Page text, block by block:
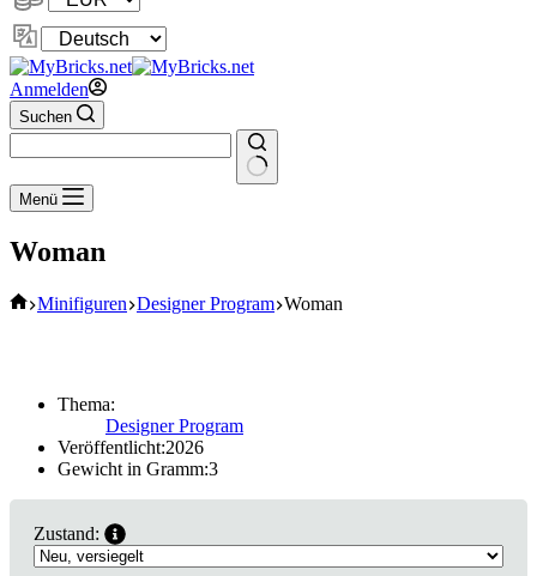
Sprache
ändern
Anmelden
Suchen
Keine
Ergebnisse
Menü
Woman
Start
Minifiguren Designer Program Woman
Thema:
Designer Program
Veröffentlicht:2026
Gewicht in Gramm:3
Zustand: